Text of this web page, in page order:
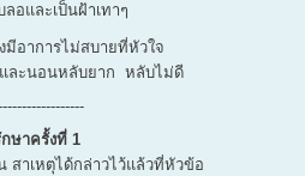
บลอและเป็นฝ้าเทาๆ
อาการไม่สบายที่หัวใจ
ละนอนหลับยาก หลับไม่ดี
ษาครั้งที่ 1
สาเหตุได้กล่าวไว้แล้วที่หัวข้อ